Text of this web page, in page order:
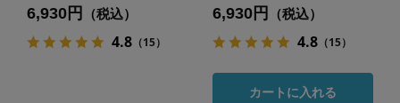
6,930円 （税込）
4.8（15）
6,930円 （税込）
4.8（15）
カートに入れる